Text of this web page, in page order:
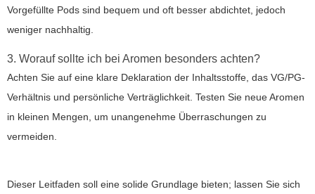
Vorgefüllte Pods sind bequem und oft besser abdichtet, jedoch
weniger nachhaltig.
3. Worauf sollte ich bei Aromen besonders achten?
Achten Sie auf eine klare Deklaration der Inhaltsstoffe, das VG/PG-
Verhältnis und persönliche Verträglichkeit. Testen Sie neue Aromen
in kleinen Mengen, um unangenehme Überraschungen zu
vermeiden.
Dieser Leitfaden soll eine solide Grundlage bieten; lassen Sie sich